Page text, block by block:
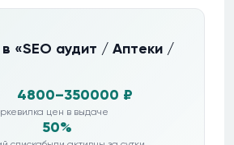
«SEO аудит / Аптеки /
4800–350000 ₽
вилка цен в выдаче
50%